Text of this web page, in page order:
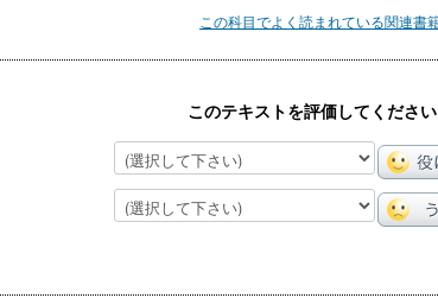
この科目でよく読まれている関連書
このテキストを評価してください